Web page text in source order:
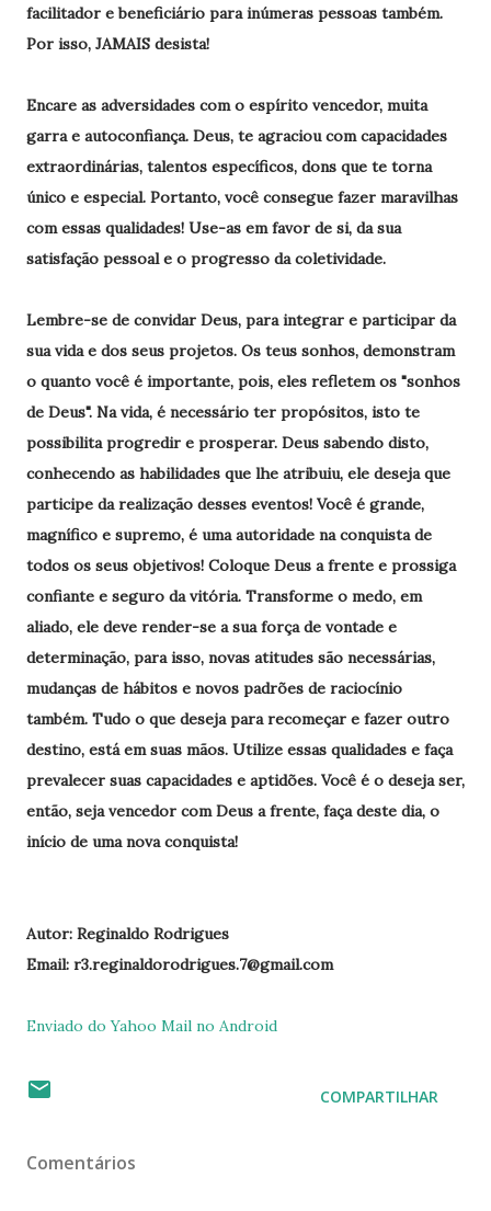
facilitador e beneficiário para inúmeras pessoas também.
Por isso, JAMAIS desista!
Encare as adversidades com o espírito vencedor, muita
garra e autoconfiança. Deus, te agraciou com capacidades
extraordinárias, talentos específicos, dons que te torna
único e especial. Portanto, você consegue fazer maravilhas
com essas qualidades! Use-as em favor de si, da sua
satisfação pessoal e o progresso da coletividade.
Lembre-se de convidar Deus, para integrar e participar da
sua vida e dos seus projetos. Os teus sonhos, demonstram
o quanto você é importante, pois, eles refletem os "sonhos
de Deus". Na vida, é necessário ter propósitos, isto te
possibilita progredir e prosperar. Deus sabendo disto,
conhecendo as habilidades que lhe atribuiu, ele deseja que
participe da realização desses eventos! Você é grande,
magnífico e supremo, é uma autoridade na conquista de
todos os seus objetivos! Coloque Deus a frente e prossiga
confiante e seguro da vitória. Transforme o medo, em
aliado, ele deve render-se a sua força de vontade e
determinação, para isso, novas atitudes são necessárias,
mudanças de hábitos e novos padrões de raciocínio
também. Tudo o que deseja para recomeçar e fazer outro
destino, está em suas mãos. Utilize essas qualidades e faça
prevalecer suas capacidades e aptidões. Você é o deseja ser,
então, seja vencedor com Deus a frente, faça deste dia, o
início de uma nova conquista!
Autor: Reginaldo Rodrigues
Email: r3.reginaldorodrigues.7@gmail.com
Enviado do Yahoo Mail no Android
COMPARTILHAR
Comentários